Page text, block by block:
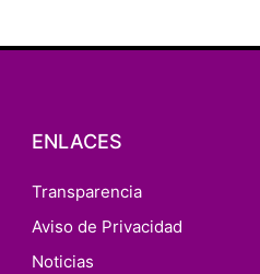
ENLACES
Transparencia
Aviso de Privacidad
Noticias